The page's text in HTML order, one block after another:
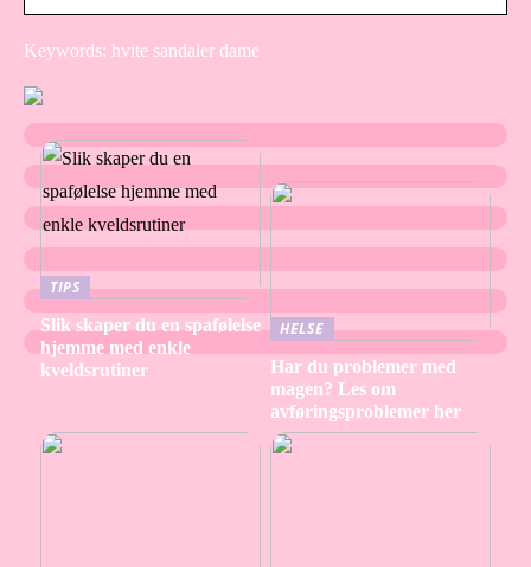
Keywords: hvite sandaler dame
TIPS
Slik skaper du en spafølelse
hjemme med enkle
kveldsrutiner
HELSE
Har du problemer med
magen? Les om
avføringsproblemer her